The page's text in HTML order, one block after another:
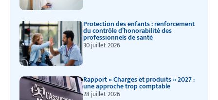
Protection des enfants : renforcement
du contrôle d’honorabilité des
professionnels de santé
30 juillet 2026
Rapport « Charges et produits » 2027 :
une approche trop comptable
28 juillet 2026